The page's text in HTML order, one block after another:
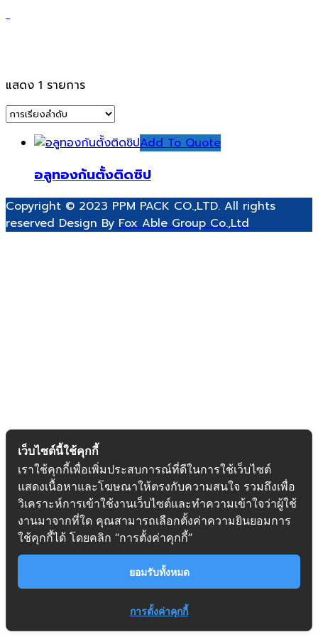
แสดง 1 รายการ
Add To Quote
อลูทองก้นตั้งติดซิป
Copyright © 2023 PPM PACK CO.,LTD. All rights
reserved Design By Fox Able Group Co.,Ltd
เว็บไซต์นี้ใช้คุกกี้
เราใช้คุกกี้เพื่อเพิ่มประสบการณ์ที่ดีในการใช้เว็บไซต์
แสดงเนื้อหาและโฆษณาให้ตรงกับความสนใจ รวมถึงเพื่อ
วิเคราะห์การเข้าใช้งานเว็บไซต์และทำความเข้าใจว่าผู้ใช้
งานมาจากที่ใด คุณสามารถเลือกตั้งค่าความยินยอมการ
ใช้คุกกี้ได้ โดยคลิก “การตั้งค่าคุกกี้”
ยอมรับทั้งหมด
การตั้งค่าคุกกี้